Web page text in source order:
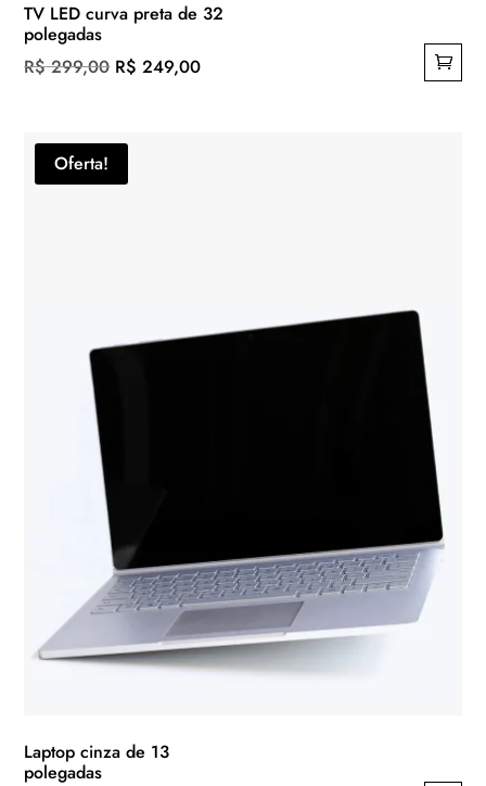
TV LED curva preta de 32
polegadas
R$299,00 O
era:
R$ 299,00.
R$ 249,00O
Oferta!
Laptop cinza de 13
polegadas